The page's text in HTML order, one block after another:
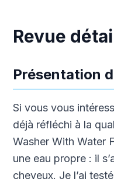
Revue
Présentation
Si vous vous
déjà réfléchi à la
Washer With Water
une eau propre : il
cheveux. Je l’ai